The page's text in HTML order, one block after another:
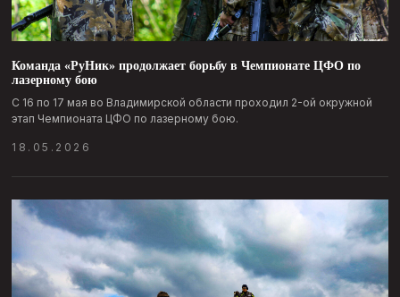
Команда «РуНик» продолжает борьбу в Чемпионате ЦФО по
лазерному бою
С 16 по 17 мая во Владимирской области проходил 2-ой окружной
этап Чемпионата ЦФО по лазерному бою.
18.05.2026
[ ]
о федерации
РАЗВИВАЕМ ЛАЗЕРТАГ КАК СПОРТ
И ДОСУГДЛЯ ЛЮБОГО ВОЗРАСТА